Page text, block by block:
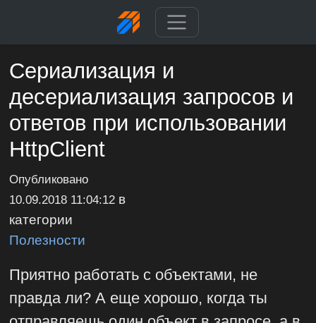
Сериализация и
десериализация запросов и
ответов при использовании
HttpClient
Опубликовано
10.09.2018 11:04:12 в
категории
Полезности
Приятно работать с объектами, не
правда ли? А еще хорошо, когда ты